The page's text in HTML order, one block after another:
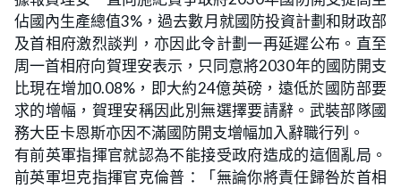
佔國內生產總值3%，過去數月就國防投資計劃和財政部
及首相府激烈談判，亦因此令計劃一再延遲公布。直至
周一首相府向賀理安表示，只同意將2030年的國防開支
比現在增加0.08%，即大約24億英磅，遠低於國防部要
求的增幅，賀理安稱因此別無選擇要請辭。武裝部隊國
務大臣卡恩斯亦因不滿國防開支增幅加入辭職行列。
有前英軍指揮官就認為不能接受政府造成的這個亂局。
前英軍坦克指揮官克倫普：「無論你將責任歸咎於首相